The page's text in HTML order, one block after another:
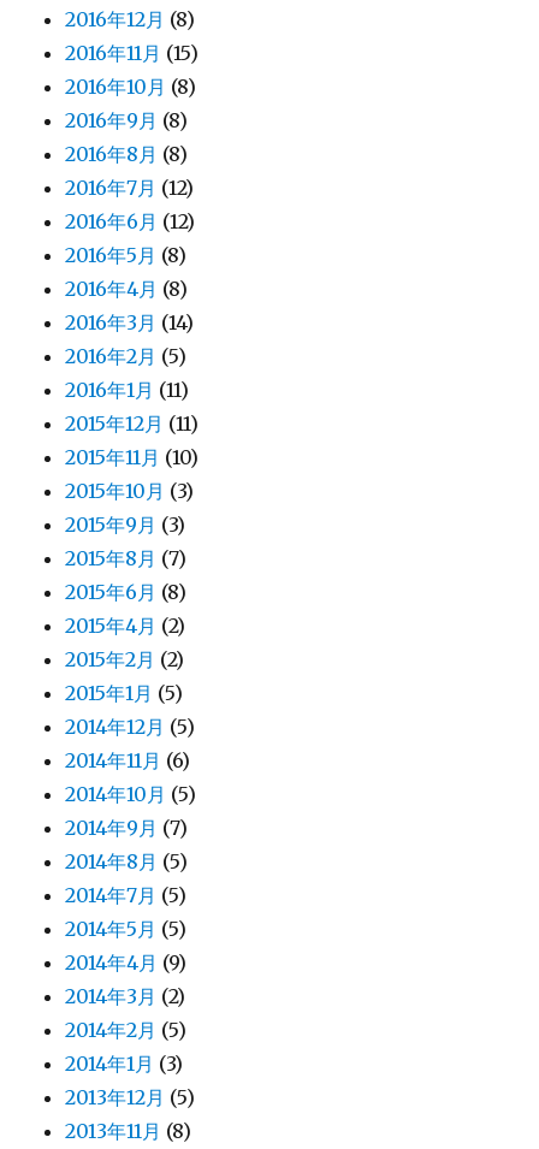
2016年12月 (8)
2016年11月 (15)
2016年10月 (8)
2016年9月 (8)
2016年8月 (8)
2016年7月 (12)
2016年6月 (12)
2016年5月 (8)
2016年4月 (8)
2016年3月 (14)
2016年2月 (5)
2016年1月 (11)
2015年12月 (11)
2015年11月 (10)
2015年10月 (3)
2015年9月 (3)
2015年8月 (7)
2015年6月 (8)
2015年4月 (2)
2015年2月 (2)
2015年1月 (5)
2014年12月 (5)
2014年11月 (6)
2014年10月 (5)
2014年9月 (7)
2014年8月 (5)
2014年7月 (5)
2014年5月 (5)
2014年4月 (9)
2014年3月 (2)
2014年2月 (5)
2014年1月 (3)
2013年12月 (5)
2013年11月 (8)